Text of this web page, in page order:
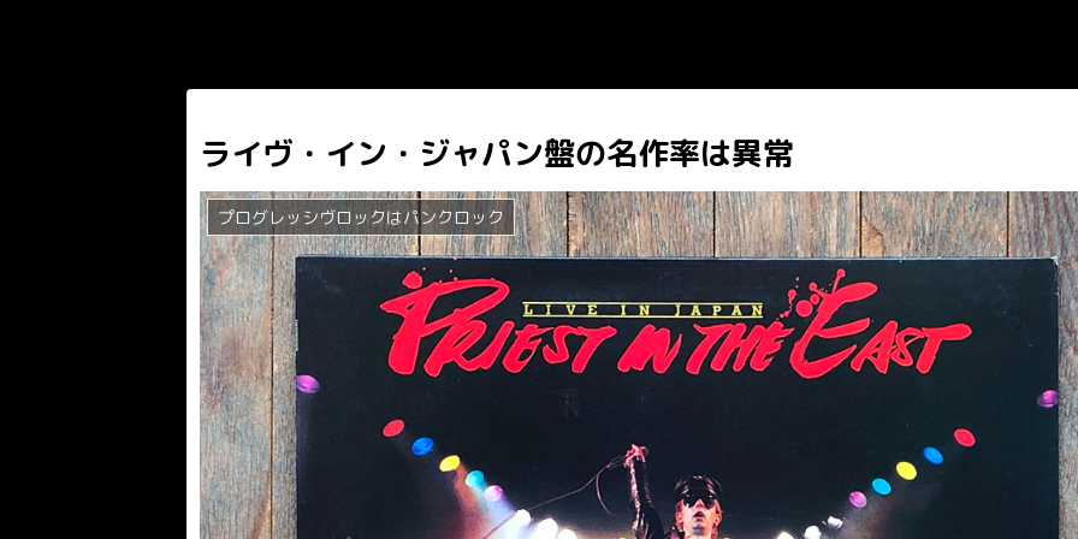
ライヴ・イン・ジャパン盤の名作率は異常
プログレッシヴロックはパンクロック